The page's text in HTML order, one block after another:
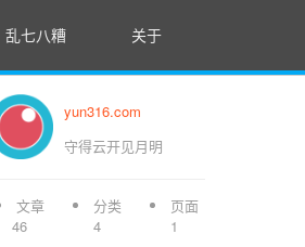
乱七八糟 关于
yun316.com
守得云开见月明
文章
46
分类
4
页面
1